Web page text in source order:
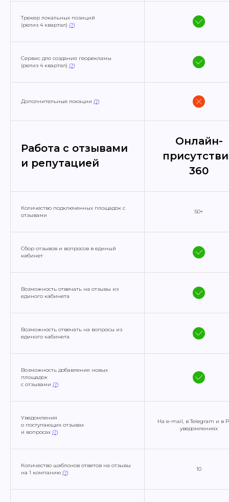
Трекер локальных позиций
(релиз 4 квартал) (?)
Сервис для создания георекламы
(релиз 4 квартал) (?)
Дополнительные локации (?)
Работа с отзывами
и репутацией
Онлайн-
360
Количество подключенных площадок с
отзывами
50+
Сбор отзывов и вопросов в единый
кабинет
Возможность отвечать на отзывы из
единого кабинета
Возможность отвечать на вопросы из
единого кабинета
Возможность добавления новых
площадок
с отзывами (?)
Уведомления
о поступающих отзывах
и вопросах (?)
На e-mail, в Telegram и в
уведомлениях
Количество шаблонов ответов на отзывы
на 1 компанию (?)
10